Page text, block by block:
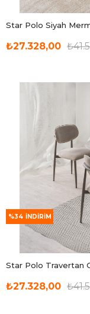
Star Polo Siyah
₺27.328,00
₺27.328,00
%34 İNDIRIM